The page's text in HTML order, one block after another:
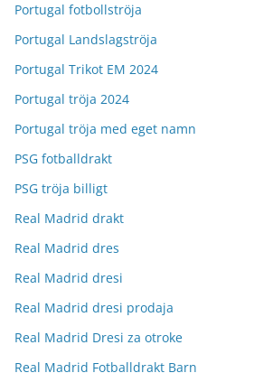
Portugal fotbollströja
Portugal Landslagströja
Portugal Trikot EM 2024
Portugal tröja 2024
Portugal tröja med eget namn
PSG fotballdrakt
PSG tröja billigt
Real Madrid drakt
Real Madrid dres
Real Madrid dresi
Real Madrid dresi prodaja
Real Madrid Dresi za otroke
Real Madrid Fotballdrakt Barn